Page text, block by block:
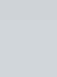
Menu